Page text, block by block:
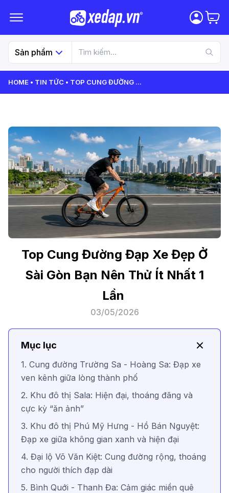
Sản phẩm
HOME TIN TỨC TOP CUNG ĐƯỜNG ...
Top Cung Đường Đạp Xe Đẹp Ở
Sài Gòn Bạn Nên Thử Ít Nhất 1
Lần
03/05/2026
Mục lục
1. Cung đường Trường Sa - Hoàng Sa: Đạp xe
ven kênh giữa lòng thành phố
2. Khu đô thị Sala: Hiện đại, thoáng đãng và
cực kỳ “ăn ảnh”
3. Khu đô thị Phú Mỹ Hưng - Hồ Bán Nguyệt:
Đạp xe giữa không gian xanh và hiện đại
4. Đại lộ Võ Văn Kiệt: Cung đường rộng, thoáng
cho người thích đạp dài
5. Bình Quới - Thanh Đa: Cảm giác miền quê